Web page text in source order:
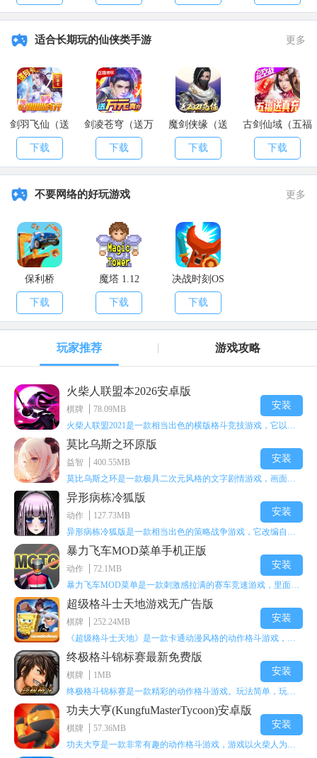
适合长期玩的仙侠类手游 更多
剑羽飞仙（送
10000真充）
下载
剑凌苍穹（送万
元真充）
下载
魔剑侠缘（送
2021充值）
下载
古剑仙域（五福
送真充）
下载
不要网络的好玩游戏 更多
保利桥
下载
魔塔 1.12
下载
决战时刻OS
下载
玩家推荐 游戏攻略
火柴人联盟本2026安卓版
棋牌
78.09MB
火柴人联盟2021是一款相当出色的横版格斗竞技游戏，它以火柴人形象高度还原了知名端游《英雄联盟》里的众多英雄。玩家能够自由挑选两名火柴人英雄开启自己的战斗秀，这里有着炫酷的技能特效和一流的打击感，感兴趣的话就快来体验火柴人联盟2021吧！
安装
莫比乌斯之环原版
益智
400.55MB
莫比乌斯之环是一款极具二次元风格的文字剧情游戏，画面达到动画级别的视觉效果，玩家将帮助游戏中的二次元少女达成心愿，感兴趣的玩家不妨来体验一下这款游戏！
安装
异形病栋冷狐版
动作
127.73MB
异形病栋冷狐版是一款相当出色的策略战争游戏，它改编自同名电影。玩家会进入一座遍布未知与恐惧的废弃病楼，探寻里面的秘密，揭开潜藏在黑暗里的真相。在游戏过程中，玩家要收集线索和道具，破解各种谜团，还要躲避或者对抗怪物。这款游戏支持中文字幕，能带来沉浸式的恐怖体验，很适合喜爱恐怖解谜的玩家。
安装
暴力飞车MOD菜单手机正版
动作
72.1MB
暴力飞车MOD菜单是一款刺激感拉满的赛车竞速游戏，里面有海量顶级超跑等着玩家去解锁和驾驶。游戏还加入了充满悬念的隐藏宝箱系统，打开宝箱能获得稀有道具、性能强化组件和特殊奖励，这些都能大大提高通关效率和竞技优势，玩起来紧张又爽快，沉浸感特别强。
安装
超级格斗士天地游戏无广告版
棋牌
252.24MB
《超级格斗士天地》是一款卡通动漫风格的动作格斗游戏，能瞬间点燃你的格斗激情，让你迅速热血沸腾。游戏里有海绵宝宝、超能小子、幻影丹尼等众多热门角色可供挑选，趣味性拉满，玩起来容易上瘾，绝对是打发无聊时光的绝佳选择。对这款游戏感兴趣的朋友，欢迎来天尚站体验~
安装
终极格斗锦标赛最新免费版
棋牌
1MB
终极格斗锦标赛是一款精彩的动作格斗游戏。玩法简单，玩家只需滑动手势，就能施展出华丽的史诗动作与超级连招。不断提升、升级你的战斗技能吧！欢迎前来体验！在原有基础上，操作体验进行了一定优化，玩家操作将更加简洁流畅，还能为角色添加特殊能力与招式。喜欢这类游戏的玩家可千万别错过！
安装
功夫大亨(KungfuMasterTycoon)安卓版
棋牌
57.36MB
功夫大亨是一款非常有趣的动作格斗游戏，游戏以火柴人为角色形象，不同职业的角色都拥有独特的特殊效果。玩家可以选择自己喜爱的角色挑战关卡，在关卡中通过施展连续特技来消灭怪物。游戏有着精彩的战斗方式和炫酷的特效，喜欢这类游戏的玩家快来体验功夫大亨吧！
安装